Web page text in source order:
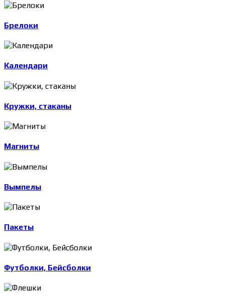
Брелоки
Календари
Кружки, стаканы
Магниты
Вымпелы
Пакеты
Футболки, Бейсболки